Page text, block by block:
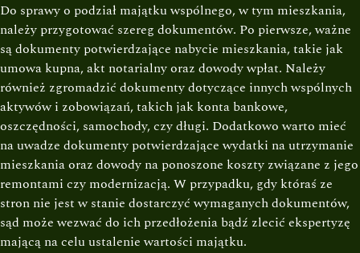
Do sprawy o podział majątku wspólnego, w tym mieszkania,
należy przygotować szereg dokumentów. Po pierwsze, ważne
są dokumenty potwierdzające nabycie mieszkania, takie jak
umowa kupna, akt notarialny oraz dowody wpłat. Należy
również zgromadzić dokumenty dotyczące innych wspólnych
aktywów i zobowiązań, takich jak konta bankowe,
oszczędności, samochody, czy długi. Dodatkowo warto mieć
na uwadze dokumenty potwierdzające wydatki na utrzymanie
mieszkania oraz dowody na ponoszone koszty związane z jego
remontami czy modernizacją. W przypadku, gdy któraś ze
stron nie jest w stanie dostarczyć wymaganych dokumentów,
sąd może wezwać do ich przedłożenia bądź zlecić ekspertyzę
mającą na celu ustalenie wartości majątku.